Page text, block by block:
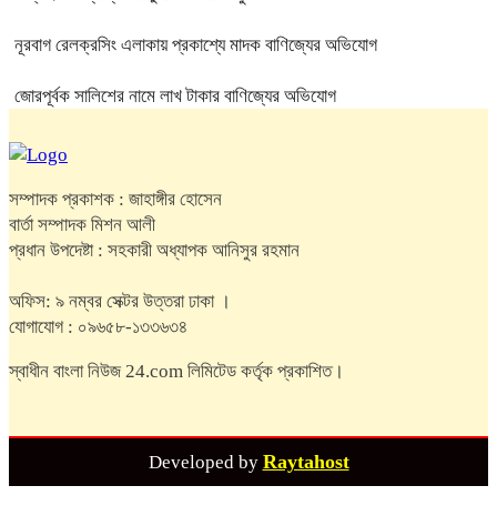
নূরবাগ রেলক্রসিং এলাকায় প্রকাশ্যে মাদক বাণিজ্যের অভিযোগ
জোরপূর্বক সালিশের নামে লাখ টাকার বাণিজ্যের অভিযোগ
সম্পাদক প্রকাশক : জাহাঙ্গীর হোসেন
বার্তা সম্পাদক মিশন আলী
প্রধান উপদেষ্টা : সহকারী অধ্যাপক আনিসুর রহমান
অফিস: ৯ নম্বর সেক্টর উত্তরা ঢাকা ।
যোগাযোগ : ০৯৬৫৮-১৩৩৬৩৪
স্বাধীন বাংলা নিউজ 24.com লিমিটেড কর্তৃক প্রকাশিত।
Developed by Raytahost